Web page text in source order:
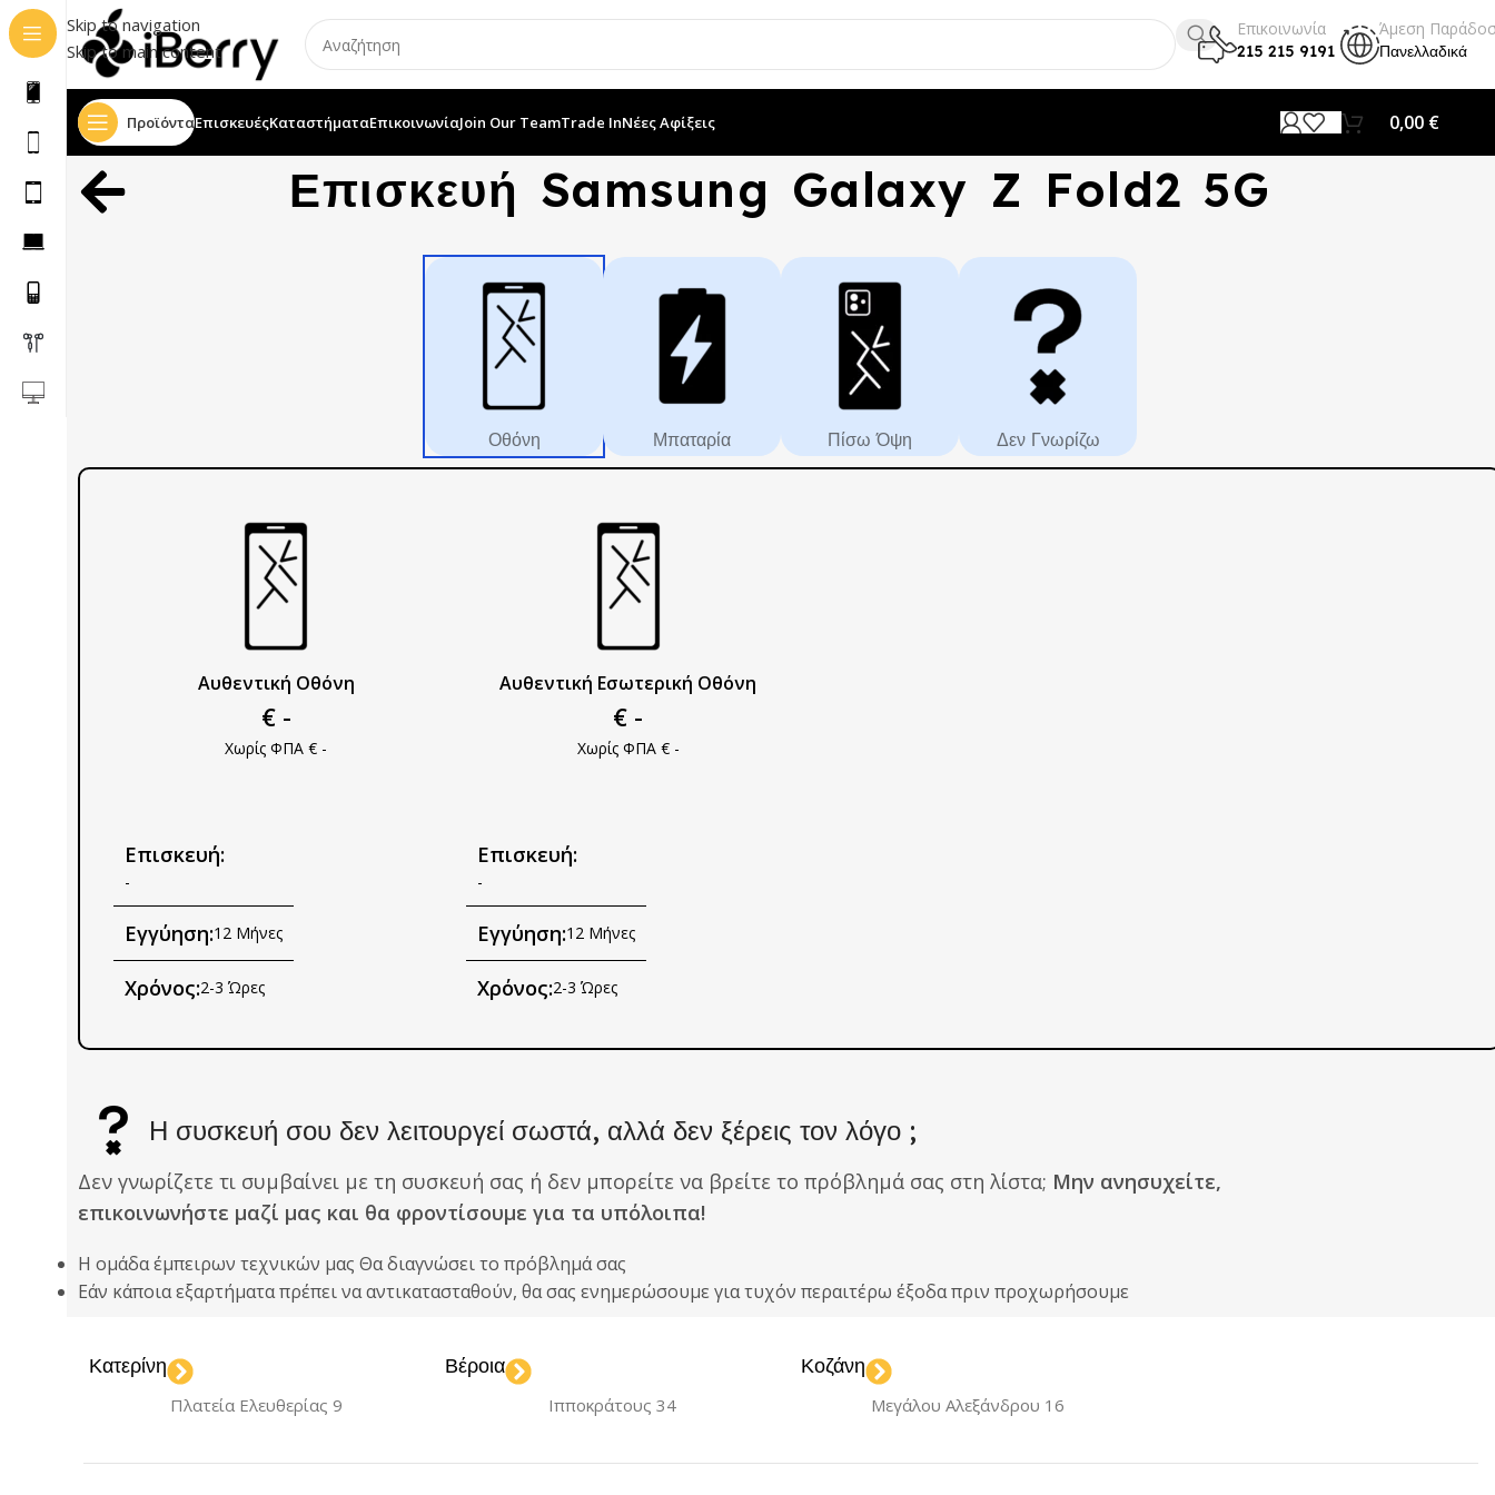
Skip to navigation
Skip to main content
Επικοινωνία
215 215 9191
Άμεση
Πανελλαδικά
ΠροϊόνταΕπισκευέςΚαταστήματαΕπικοινωνίαJoin Our TeamTrade InΝέες Αφίξεις 0,00 €
Επισκευή Samsung Galaxy Z Fold2 5G
Οθόνη Μπαταρία Πίσω Όψη Δεν Γνωρίζω
Αυθεντική Οθόνη
€ -
Χωρίς ΦΠΑ € -
Επισκευή:
-
Εγγύηση:12 Μήνες
Χρόνος:2-3 Ώρες
Αυθεντική Εσωτερική Οθόνη
€ -
Χωρίς ΦΠΑ € -
Επισκευή:
-
Εγγύηση:12 Μήνες
Χρόνος:2-3 Ώρες
Η συσκευή σου δεν λειτουργεί σωστά, αλλά δεν ξέρεις τον λόγο ;
Δεν γνωρίζετε τι συμβαίνει με τη συσκευή σας ή δεν μπορείτε να βρείτε το πρόβλημά σας στη λίστα; Μην ανησυχείτε,
επικοινωνήστε μαζί μας και θα φροντίσουμε για τα υπόλοιπα!
Η ομάδα έμπειρων τεχνικών μας Θα διαγνώσει το πρόβλημά σας
Εάν κάποια εξαρτήματα πρέπει να αντικατασταθούν, θα σας ενημερώσουμε για τυχόν περαιτέρω έξοδα πριν προχωρήσουμε
Κατερίνη
Πλατεία Ελευθερίας 9
Βέροια
Ιπποκράτους 34
Κοζάνη
Μεγάλου Αλεξάνδρου 16